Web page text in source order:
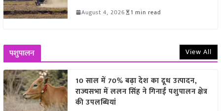
August 4, 2026 1 min read
पशुपालन View All
10 साल में 70% बढ़ा देश का दूध उत्पादन,
राज्यसभा में ललन सिंह ने गिनाईं पशुपालन क्षेत्र
की उपलब्धियां